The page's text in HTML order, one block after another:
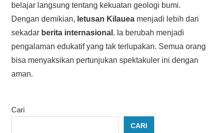
belajar langsung tentang kekuatan geologi bumi.
Dengan demikian, letusan Kilaueamenjadi lebih dari
sekadar berita internasional . Ia berubah menjadi
pengalaman edukatif yang tak terlupakan. Semua orang
bisa menyaksikan pertunjukan spektakuler ini dengan
aman.
Cari
CARI